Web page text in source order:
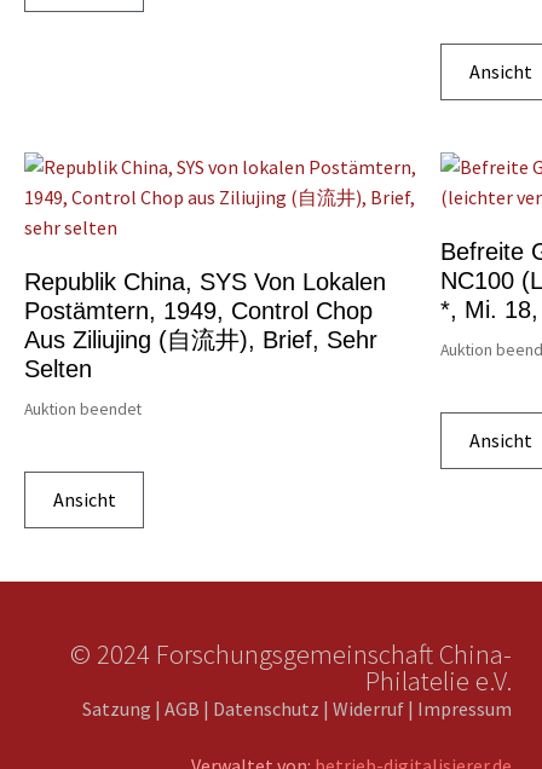
Ansicht
Republik China, SYS Von Lokalen
Postämtern, 1949, Control Chop
Aus Ziliujing (自流井), Brief, Sehr
Selten
Auktion beendet
Ansicht
Befreite
NC100
*, Mi.
Auktion
Ansicht
© 2024 Forschungsgemeinschaft China-
Philatelie e.V.
Satzung | AGB | Datenschutz | Widerruf | Impressum